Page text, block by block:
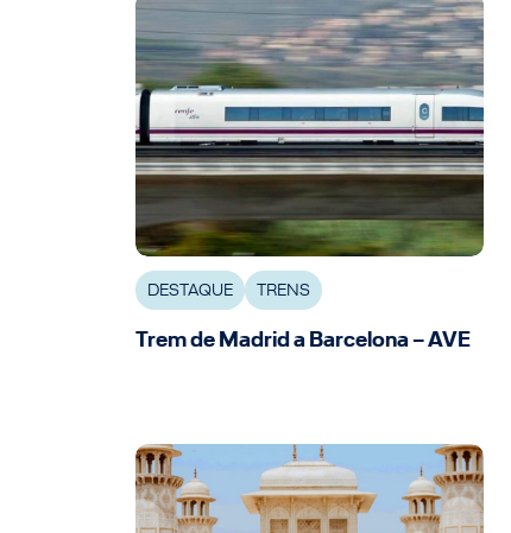
DESTAQUE TRENS
Trem de Madrid a Barcelona – AVE